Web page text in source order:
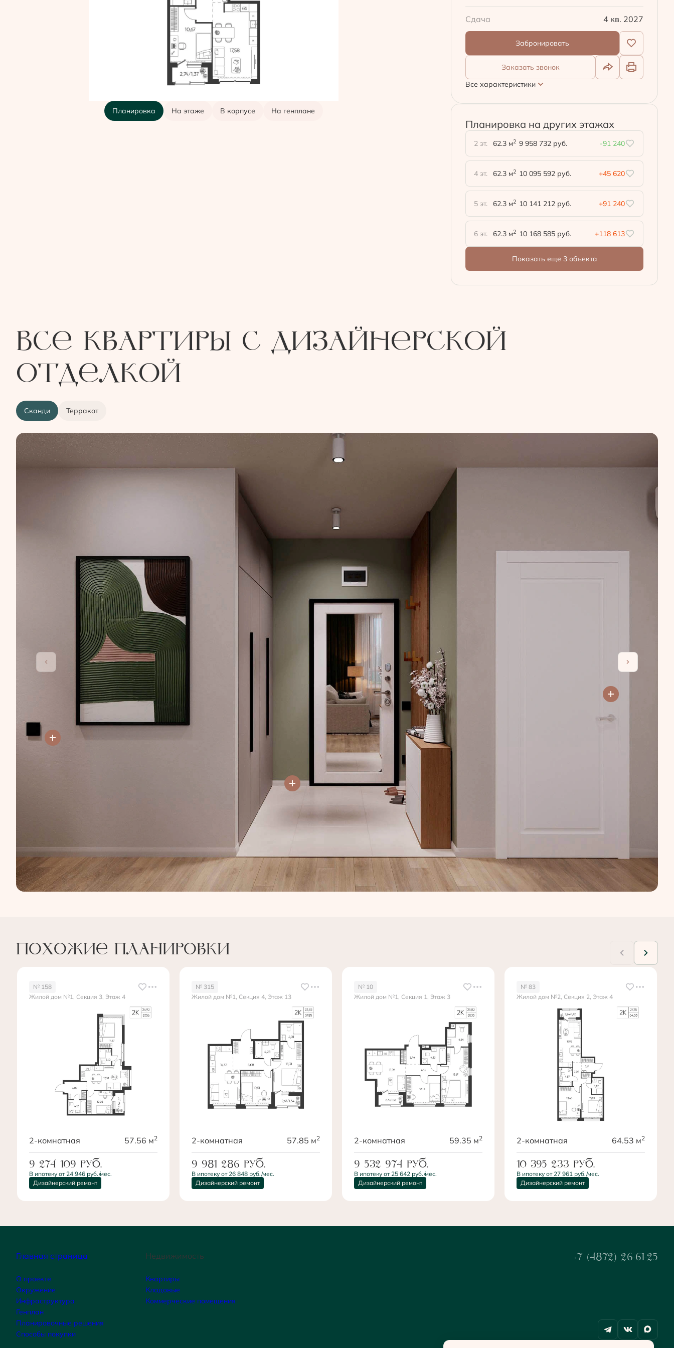
Планировка На этаже В корпусе На генплане
Сдача 4 кв. 2027
Забронировать
Заказать звонок
Все характеристики
Планировка на других этажах
2 эт. 62.3 м2 9 958 732 руб. -91 240
4 эт. 62.3 м2 10 095 592 руб. +45 620
5 эт. 62.3 м2 10 141 212 руб. +91 240
6 эт. 62.3 м2 10 168 585 руб. +118 613
Показать еще 3 объектa
Все квартиры с дизайнерской
отделкой
Сканди Терракот
Похожие планировки
№ 158
Жилой дом №1, Секция 3, Этаж 4
2-комнатная 57.56 м2
9 274 109 руб.
В ипотеку от 24 946 руб./мес.
Дизайнерский ремонт
№ 315
Жилой дом №1, Секция 4, Этаж 13
2-комнатная 57.85 м2
9 981 286 руб.
В ипотеку от 26 848 руб./мес.
Дизайнерский ремонт
№ 10
Жилой дом №1, Секция 1, Этаж 3
2-комнатная 59.35 м2
9 532 974 руб.
В ипотеку от 25 642 руб./мес.
Дизайнерский ремонт
№ 83
Жилой дом №2, Секция 2, Этаж 4
2-комнатная 64.53 м2
10 395 233 руб.
В ипотеку от 27 961 руб./мес.
Дизайнерский ремонт
Главная страница
О проекте
Окружение
Инфраструктура
Генплан
Планировочные решения
Способы покупки
Недвижимость
Квартиры
Кладовые
Коммерческие помещения
+7 (4872) 26-61-25